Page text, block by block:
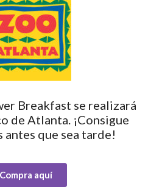
Breakfast se realizará
de Atlanta. ¡Consigue
antes que sea tarde!
Compra aquí